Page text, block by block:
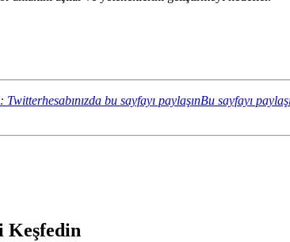
Twitterhesabınızda bu sayfayı paylaşınBu sayfayı
Keşfedin